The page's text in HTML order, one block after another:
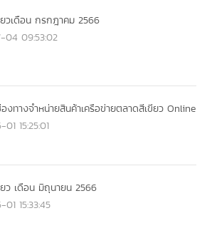
วเดือน กรกฎาคม 2566
04 09:53:02
งทางจำหน่ายสินค้าเครือข่ายตลาดสีเขียว Online
15:25:01
ว เดือน มิถุนายน 2566
15:33:45